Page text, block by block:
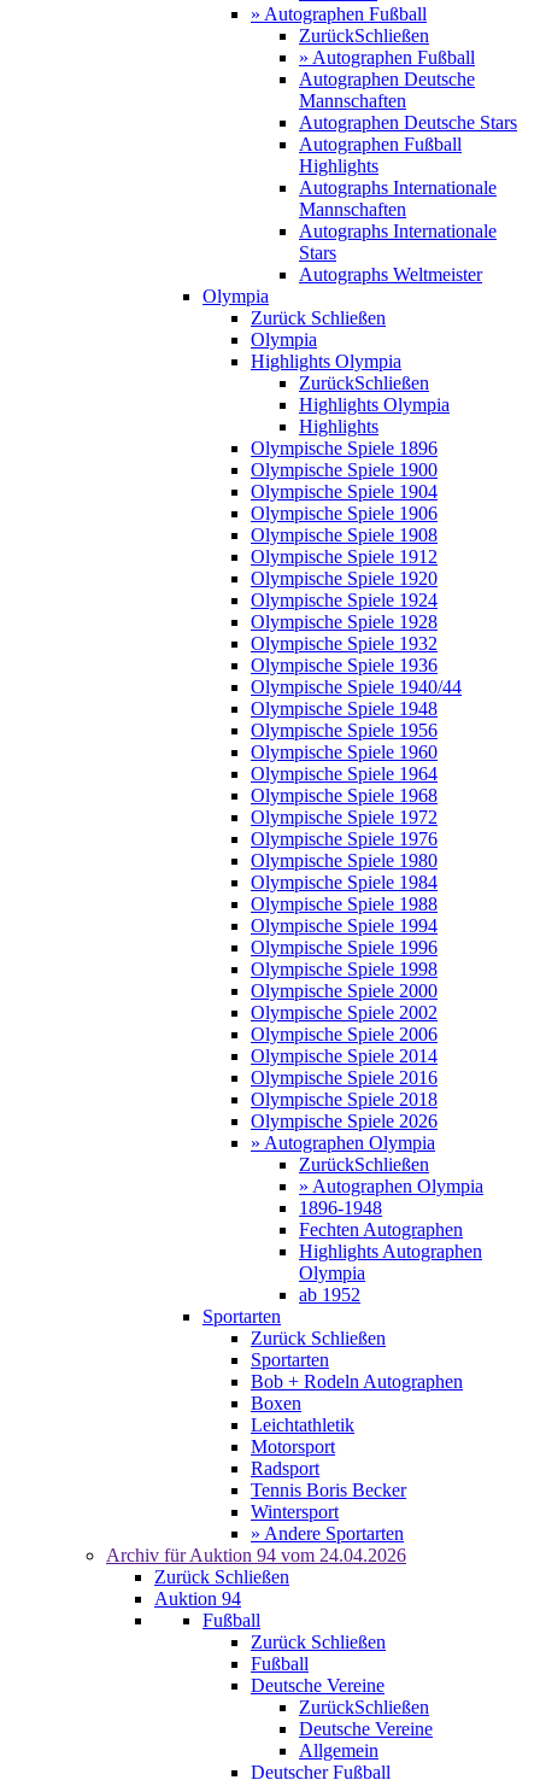
» Autographen Fußball
ZurückSchließen
» Autographen Fußball
Autographen Deutsche
Mannschaften
Autographen Deutsche Stars
Autographen Fußball
Highlights
Autographs Internationale
Mannschaften
Autographs Internationale
Stars
Autographs Weltmeister
Olympia
Zurück Schließen
Olympia
Highlights Olympia
ZurückSchließen
Highlights Olympia
Highlights
Olympische Spiele 1896
Olympische Spiele 1900
Olympische Spiele 1904
Olympische Spiele 1906
Olympische Spiele 1908
Olympische Spiele 1912
Olympische Spiele 1920
Olympische Spiele 1924
Olympische Spiele 1928
Olympische Spiele 1932
Olympische Spiele 1936
Olympische Spiele 1940/44
Olympische Spiele 1948
Olympische Spiele 1956
Olympische Spiele 1960
Olympische Spiele 1964
Olympische Spiele 1968
Olympische Spiele 1972
Olympische Spiele 1976
Olympische Spiele 1980
Olympische Spiele 1984
Olympische Spiele 1988
Olympische Spiele 1994
Olympische Spiele 1996
Olympische Spiele 1998
Olympische Spiele 2000
Olympische Spiele 2002
Olympische Spiele 2006
Olympische Spiele 2014
Olympische Spiele 2016
Olympische Spiele 2018
Olympische Spiele 2026
» Autographen Olympia
ZurückSchließen
» Autographen Olympia
1896-1948
Fechten Autographen
Highlights Autographen
Olympia
ab 1952
Sportarten
Zurück Schließen
Sportarten
Bob + Rodeln Autographen
Boxen
Leichtathletik
Motorsport
Radsport
Tennis Boris Becker
Wintersport
» Andere Sportarten
Archiv für Auktion 94 vom 24.04.2026
Zurück Schließen
Auktion 94
Fußball
Zurück Schließen
Fußball
Deutsche Vereine
ZurückSchließen
Deutsche Vereine
Allgemein
Deutscher Fußball